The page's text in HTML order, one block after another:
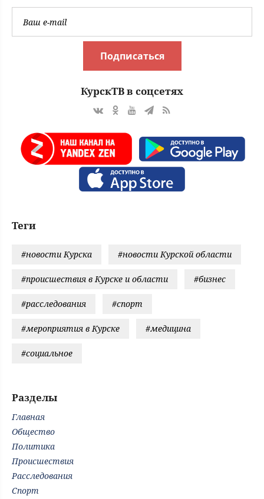
Подписаться
КурскТВ в соцсетях
Теги
#новости Курска #новости Курской области
#происшествия в Курске и области #бизнес
#расследования #спорт
#мероприятия в Курске #медицина
#социальное
Разделы
Главная
Общество
Политика
Происшествия
Расследования
Спорт